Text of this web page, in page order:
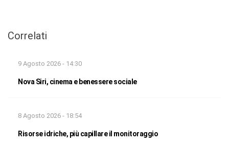
Correlati
9 Agosto 2026 - 14:30
Nova Siri, cinema e benessere sociale
8 Agosto 2026 - 18:54
Risorse idriche, più capillare il monitoraggio